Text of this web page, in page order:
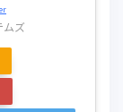
ムズ